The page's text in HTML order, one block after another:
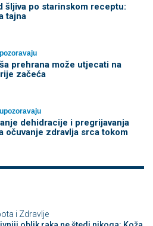
šljiva po starinskom receptu:
tajna
prehrana može utjecati na
začeća
dehidracije i pregrijavanja
očuvanje zdravlja srca tokom
i Zdravlje